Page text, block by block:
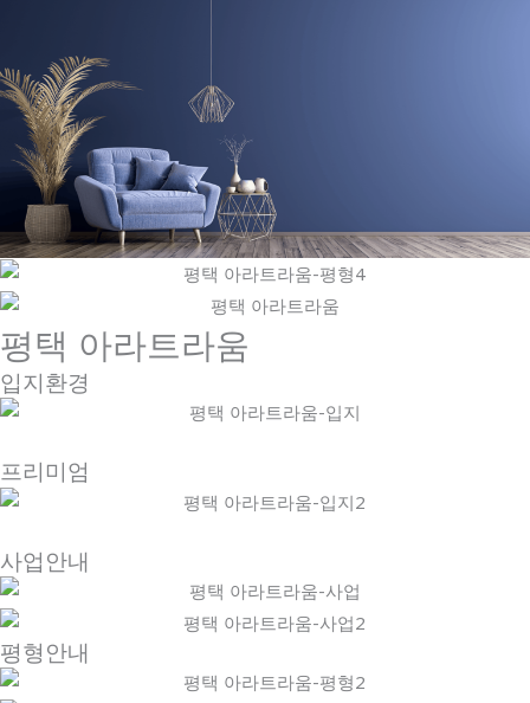
평택 아라트라움
입지환경
프리미엄
사업안내
평형안내